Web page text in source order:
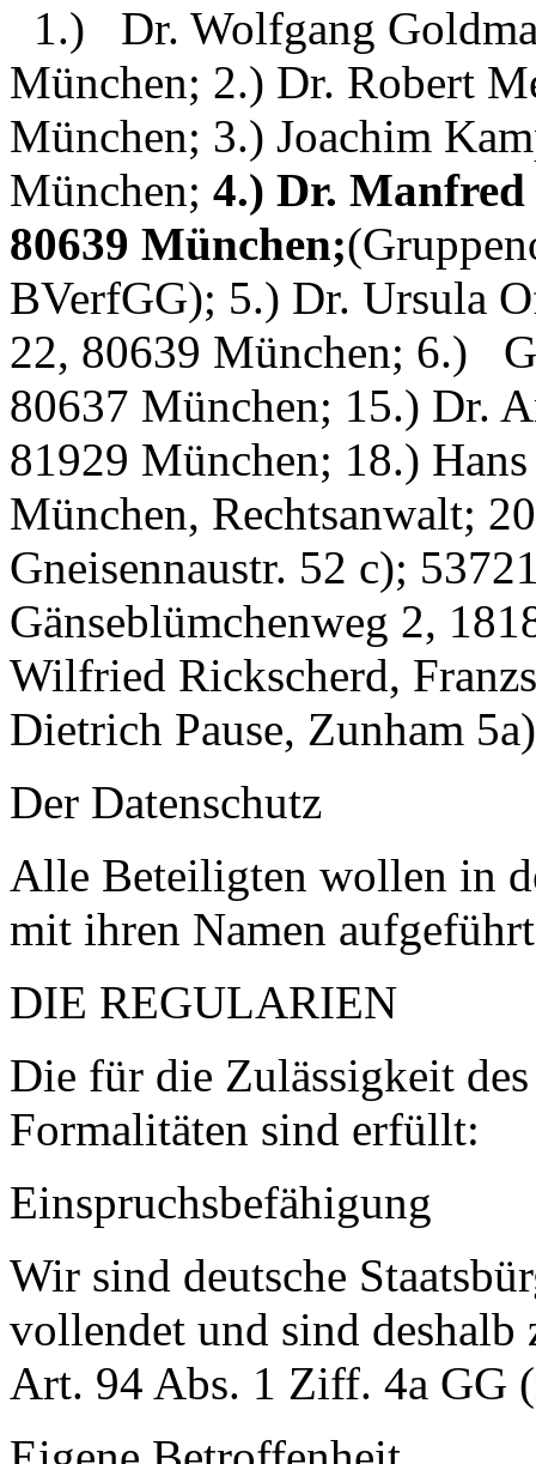
1.) Dr. Wolfgang
München; 2.) Dr. Robert
München; 3.) Joachim
München; 4.) Dr. Manfred
80639 München;
BVerfGG); 5.) Dr. Ursula
22, 80639 München; 6.)
80637 München; 15.) Dr.
81929 München; 18.)
München, Rechtsanwalt;
Gneisennaustr. 52 c);
Gänseblümchenweg 2,
Wilfried Rickscherd,
Dietrich Pause, Zunham
Der Datenschutz
Alle Beteiligten wollen in
mit ihren Namen
DIE REGULARIEN
Die für die Zulässigkeit
Formalitäten sind erfüllt:
Einspruchsbefähigung
Wir sind deutsche
vollendet und sind deshalb
Art. 94 Abs. 1 Ziff. 4a GG